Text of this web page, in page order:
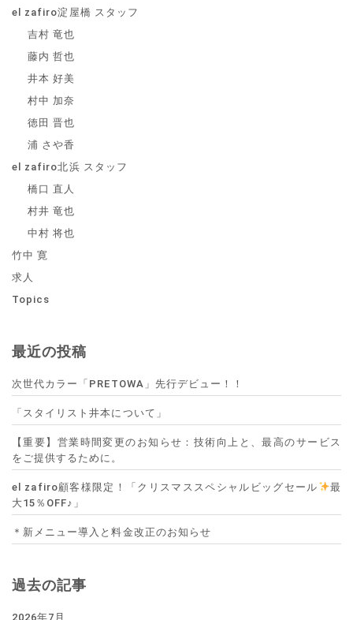
el zafiro淀屋橋 スタッフ
吉村 竜也
藤内 哲也
井本 好美
村中 加奈
徳田 晋也
浦 さや香
el zafiro北浜 スタッフ
橋口 直人
村井 竜也
中村 将也
竹中 寛
求人
Topics
最近の投稿
次世代カラー「PRETOWA」先行デビュー！！
「スタイリスト井本について」
【重要】営業時間変更のお知らせ：技術向上と、最高のサービス
をご提供するために。
el zafiro顧客様限定！「クリスマススペシャルビッグセール
最
大15％OFF♪」
＊新メニュー導入と料金改正のお知らせ
過去の記事
2026年7月